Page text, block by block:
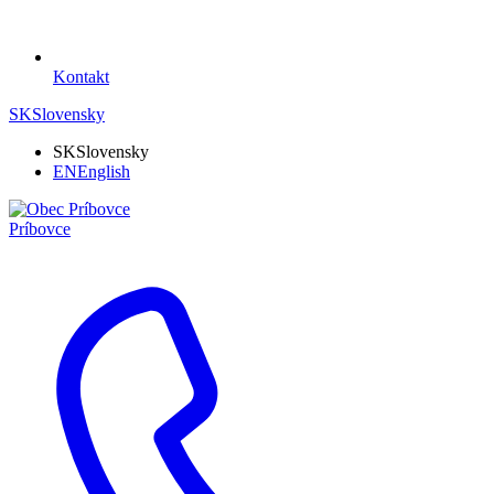
Kontakt
SKSlovensky
SKSlovensky
ENEnglish
Príbovce